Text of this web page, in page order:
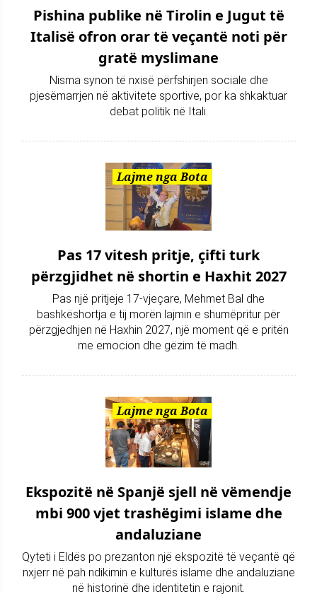
Pishina publike në Tirolin e Jugut të
Italisë ofron orar të veçantë noti për
gratë myslimane
Nisma synon të nxisë përfshirjen sociale dhe
pjesëmarrjen në aktivitete sportive, por ka shkaktuar
debat politik në Itali.
Lajme nga Bota
Pas 17 vitesh pritje, çifti turk
përzgjidhet në shortin e Haxhit 2027
Pas një pritjeje 17-vjeçare, Mehmet Bal dhe
bashkëshortja e tij morën lajmin e shumëpritur për
përzgjedhjen në Haxhin 2027, një moment që e pritën
me emocion dhe gëzim të madh.
Lajme nga Bota
Ekspozitë në Spanjë sjell në vëmendje
mbi 900 vjet trashëgimi islame dhe
andaluziane
Qyteti i Eldës po prezanton një ekspozitë të veçantë që
nxjerr në pah ndikimin e kulturës islame dhe andaluziane
në historinë dhe identitetin e rajonit.